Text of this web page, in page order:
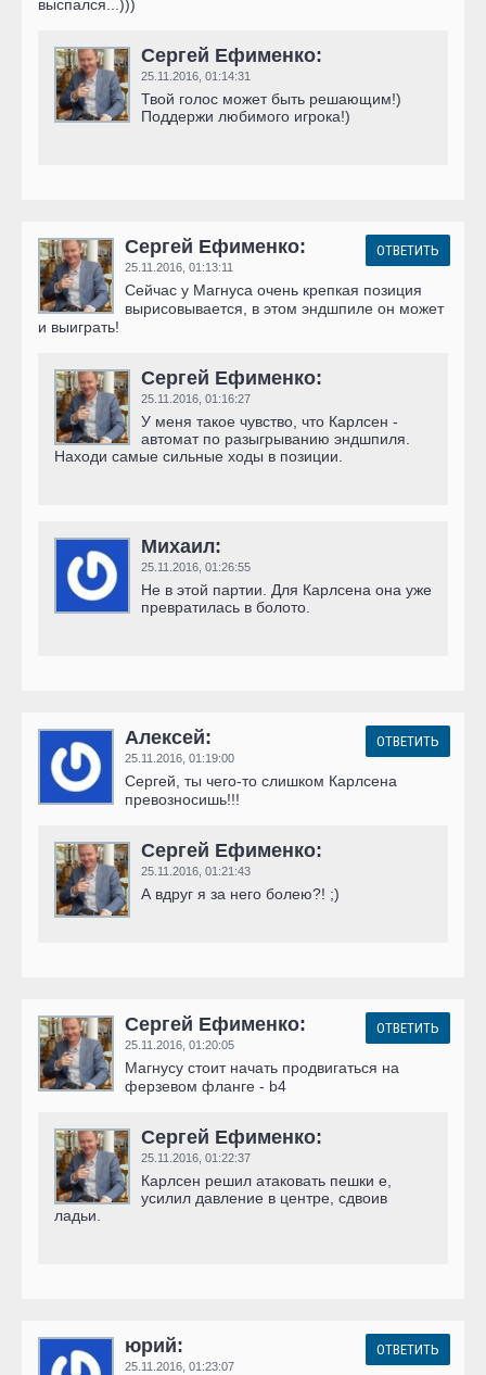
выспался...)))
Сергей Ефименко:
25.11.2016, 01:14:31
Твой голос может быть решающим!)
Поддержи любимого игрока!)
Сергей Ефименко:
25.11.2016, 01:13:11
ОТВЕТИТЬ
Сейчас у Магнуса очень крепкая позиция
вырисовывается, в этом эндшпиле он может
и выиграть!
Сергей Ефименко:
25.11.2016, 01:16:27
У меня такое чувство, что Карлсен -
автомат по разыгрыванию эндшпиля.
Находи самые сильные ходы в позиции.
Михаил:
25.11.2016, 01:26:55
Не в этой партии. Для Карлсена она уже
превратилась в болото.
Алексей:
25.11.2016, 01:19:00
ОТВЕТИТЬ
Сергей, ты чего-то слишком Карлсена
превозносишь!!!
Сергей Ефименко:
25.11.2016, 01:21:43
А вдруг я за него болею?! ;)
Сергей Ефименко:
25.11.2016, 01:20:05
ОТВЕТИТЬ
Магнусу стоит начать продвигаться на
ферзевом фланге - b4
Сергей Ефименко:
25.11.2016, 01:22:37
Карлсен решил атаковать пешки е,
усилил давление в центре, сдвоив
ладьи.
юрий:
25.11.2016, 01:23:07
ОТВЕТИТЬ